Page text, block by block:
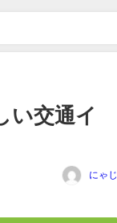
い交通イ
にゃじ